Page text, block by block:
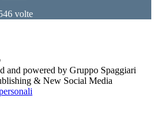
volte
and powered by Gruppo Spaggiari
& New Social Media